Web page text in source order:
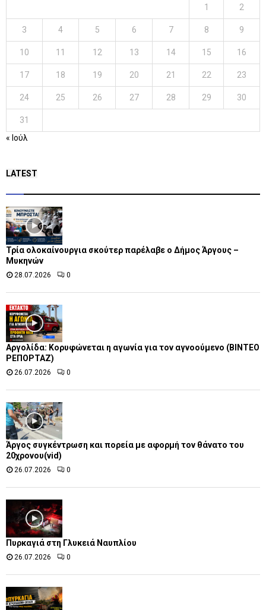
1 2
3 4 5 6 7 8 9
10 11 12 13 14 15 16
17 18 19 20 21 22 23
24 25 26 27 28 29 30
31
« Ιούλ
LATEST
Τρία ολοκαίνουργια σκούτερ παρέλαβε o Δήμος Άργους –
Μυκηνών
28.07.2026 0
Αργολίδα: Κορυφώνεται η αγωνία για τον αγνοούμενο (ΒΙΝΤΕΟ
ΡΕΠΟΡΤΑΖ)
26.07.2026 0
Άργος συγκέντρωση και πορεία με αφορμή τον θάνατο του
20χρονου(vid)
26.07.2026 0
Πυρκαγιά στη Γλυκειά Ναυπλίου
26.07.2026 0